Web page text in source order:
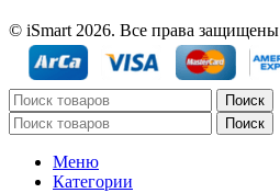
© iSmart 2026. Все права защищены
Поиск
Поиск
Меню
Категории